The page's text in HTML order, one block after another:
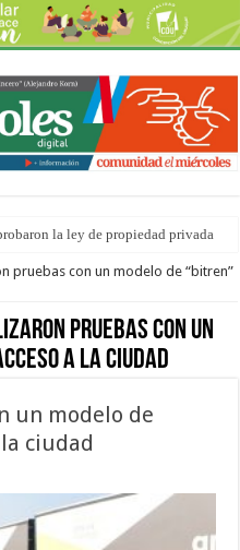
la ley de propiedad privada
la agenda ¿A dónde ir? para este
pruebas con un modelo de “bitren”
pruebas con un
a la ciudad
un modelo de
ciudad